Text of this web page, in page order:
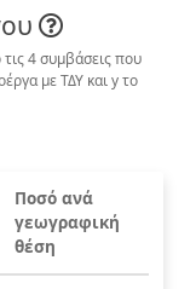
4 συμβάσεις που
με ΤΔΥ και y το
Ποσό ανά
γεωγραφική
θέση